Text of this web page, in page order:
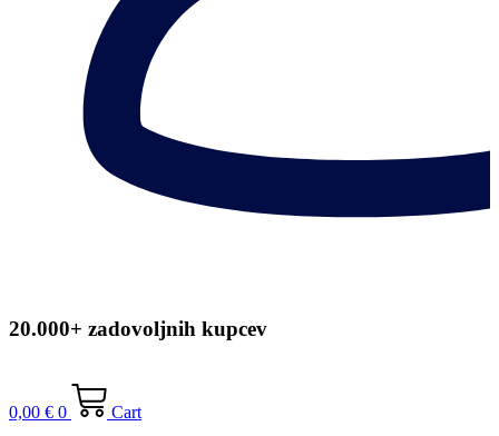
20.000+ zadovoljnih kupcev
0,00 € 0
Cart